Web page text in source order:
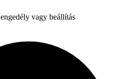
vagy beállítás